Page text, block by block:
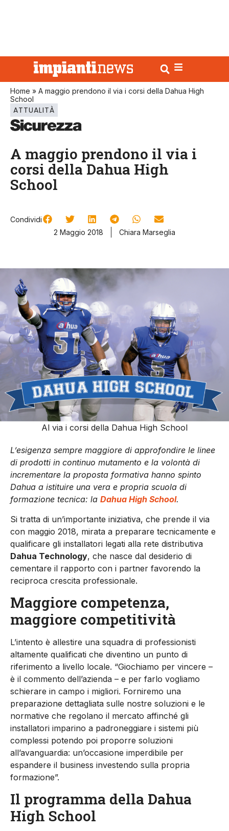
Home » A maggio prendono il via i corsi della Dahua High
School
ATTUALITÀ
A maggio prendono il via i
corsi della Dahua High
School
Condividi
2 Maggio 2018
Chiara Marseglia
Al via i corsi della Dahua High School
L’esigenza sempre maggiore di approfondire le linee
di prodotti in continuo mutamento e la volontà di
incrementare la proposta formativa hanno spinto
Dahua a istituire una vera e propria scuola di
formazione tecnica: la Dahua High School.
Si tratta di un’importante iniziativa, che prende il via
con maggio 2018, mirata a preparare tecnicamente e
qualificare gli installatori legati alla rete distributiva
Dahua Technology, che nasce dal desiderio di
cementare il rapporto con i partner favorendo la
reciproca crescita professionale.
Maggiore competenza,
maggiore competitività
L’intento è allestire una squadra di professionisti
altamente qualificati che diventino un punto di
riferimento a livello locale. “Giochiamo per vincere –
è il commento dell’azienda – e per farlo vogliamo
schierare in campo i migliori. Forniremo una
preparazione dettagliata sulle nostre soluzioni e le
normative che regolano il mercato affinché gli
installatori imparino a padroneggiare i sistemi più
complessi potendo poi proporre soluzioni
all’avanguardia: un’occasione imperdibile per
espandere il business investendo sulla propria
formazione”.
Il programma della Dahua
High School